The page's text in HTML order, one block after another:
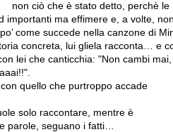
non ciò che è stato detto, perchè le
importanti ma effimere e, a volte,
come succede nella canzone di
concreta, lui gliela racconta… e
lei che canticchia: "Non cambi mai,
quello che purtroppo accade
solo raccontare, mentre è
parole, seguano i fatti…